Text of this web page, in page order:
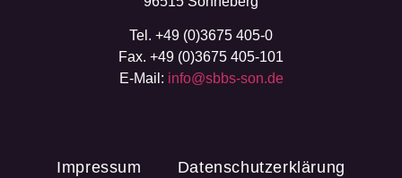
Tel. +49 (0)3675 405-0
Fax. +49 (0)3675 405-101
E-Mail: info@sbbs-son.de
Impressum Datenschutzerklärung